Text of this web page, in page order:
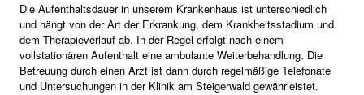
Die Aufenthaltsdauer in unserem Krankenhaus ist unterschiedlich
und hängt von der Art der Erkrankung, dem Krankheitsstadium und
dem Therapieverlauf ab. In der Regel erfolgt nach einem
vollstationären Aufenthalt eine ambulante Weiterbehandlung. Die
Betreuung durch einen Arzt ist dann durch regelmäßige Telefonate
und Untersuchungen in der Klinik am Steigerwald gewährleistet.